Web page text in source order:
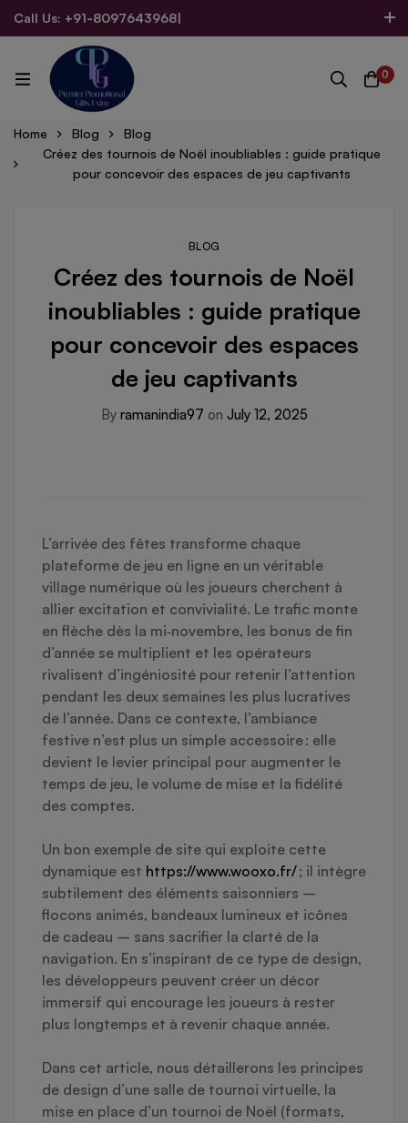
Call Us: +91-8097643968|
Email Us: admin@allpromotionalgifts.com
0
Home Blog
Blog
Créez des tournois de Noël inoubliables : guide pratique
pour concevoir des espaces de jeu captivants
BLOG
Créez des tournois de Noël
inoubliables : guide pratique
pour concevoir des espaces
de jeu captivants
Byramanindia97 on July 12, 2025
L’arrivée des fêtes transforme chaque
plateforme de jeu en ligne en un véritable
village numérique où les joueurs cherchent à
allier excitation et convivialité. Le trafic monte
en flèche dès la mi‑novembre, les bonus de fin
d’année se multiplient et les opérateurs
rivalisent d’ingéniosité pour retenir l’attention
pendant les deux semaines les plus lucratives
de l’année. Dans ce contexte, l’ambiance
festive n’est plus un simple accessoire : elle
devient le levier principal pour augmenter le
temps de jeu, le volume de mise et la fidélité
des comptes.
Un bon exemple de site qui exploite cette
dynamique est https://www.wooxo.fr/; il intègre
subtilement des éléments saisonniers –
flocons animés, bandeaux lumineux et icônes
de cadeau – sans sacrifier la clarté de la
navigation. En s’inspirant de ce type de design,
les développeurs peuvent créer un décor
immersif qui encourage les joueurs à rester
plus longtemps et à revenir chaque année.
Dans cet article, nous détaillerons les principes
de design d’une salle de tournoi virtuelle, la
mise en place d’un tournoi de Noël (formats,